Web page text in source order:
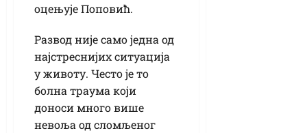
оцењује Поповић.
Развод није само једна од
најстреснијих ситуација
у животу. Често је то
болна траума који
доноси много више
невоља од сломљеног